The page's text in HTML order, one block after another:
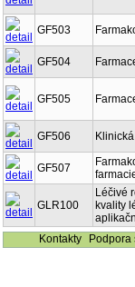
GF503
GF504
GF505
GF506
GF507
GLR100
Léčivé
kvality
Kontakty